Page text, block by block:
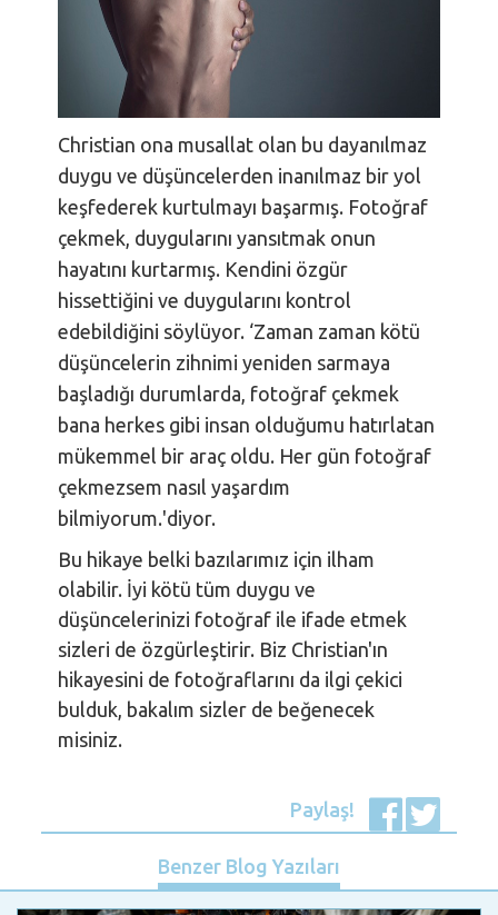
Christian ona musallat olan bu dayanılmaz
duygu ve düşüncelerden inanılmaz bir yol
keşfederek kurtulmayı başarmış. Fotoğraf
çekmek, duygularını yansıtmak onun
hayatını kurtarmış. Kendini özgür
hissettiğini ve duygularını kontrol
edebildiğini söylüyor. ‘Zaman zaman kötü
düşüncelerin zihnimi yeniden sarmaya
başladığı durumlarda, fotoğraf çekmek
bana herkes gibi insan olduğumu hatırlatan
mükemmel bir araç oldu. Her gün fotoğraf
çekmezsem nasıl yaşardım
bilmiyorum.'diyor.
Bu hikaye belki bazılarımız için ilham
olabilir. İyi kötü tüm duygu ve
düşüncelerinizi fotoğraf ile ifade etmek
sizleri de özgürleştirir. Biz Christian'ın
hikayesini de fotoğraflarını da ilgi çekici
bulduk, bakalım sizler de beğenecek
misiniz.
Paylaş!
Benzer Blog Yazıları